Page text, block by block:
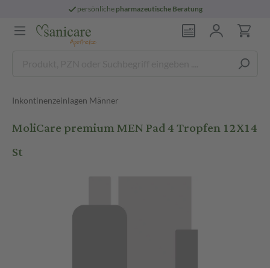
persönliche pharmazeutische Beratung
Inkontinenzeinlagen Männer
MoliCare premium MEN Pad 4 Tropfen 12X14
St